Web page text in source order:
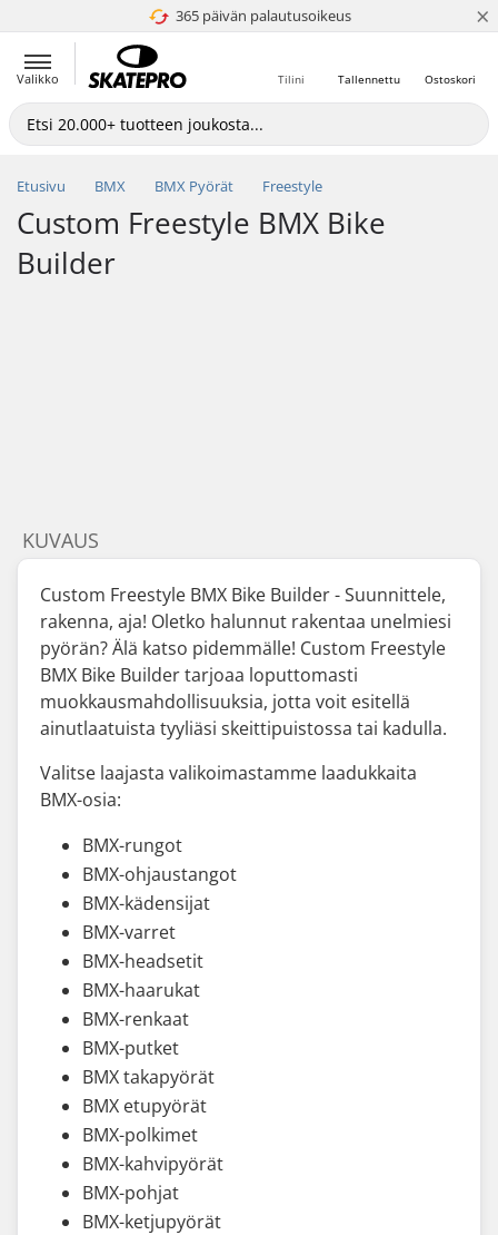
365 päivän palautusoikeus
4.8 / 5 ×
Valikko Ostoskori
Tallennettu
Tilini
Etusivu BMX BMX Pyörät Freestyle
Custom Freestyle BMX Bike
Builder
KUVAUS
Custom Freestyle BMX Bike Builder - Suunnittele,
rakenna, aja! Oletko halunnut rakentaa unelmiesi
pyörän? Älä katso pidemmälle! Custom Freestyle
BMX Bike Builder tarjoaa loputtomasti
muokkausmahdollisuuksia, jotta voit esitellä
ainutlaatuista tyyliäsi skeittipuistossa tai kadulla.
Valitse laajasta valikoimastamme laadukkaita
BMX-osia:
BMX-rungot
BMX-ohjaustangot
BMX-kädensijat
BMX-varret
BMX-headsetit
BMX-haarukat
BMX-renkaat
BMX-putket
BMX takapyörät
BMX etupyörät
BMX-polkimet
BMX-kahvipyörät
BMX-pohjat
BMX-ketjupyörät